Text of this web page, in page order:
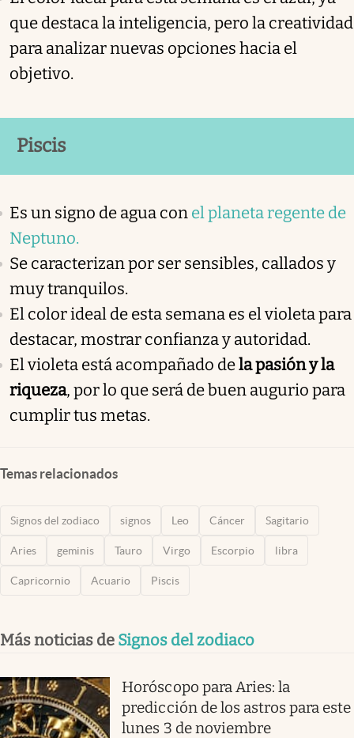
que destaca la inteligencia, pero la creatividad
para analizar nuevas opciones hacia el
objetivo.
Piscis
Es un signo de agua con el planeta regente de
Neptuno.
Se caracterizan por ser sensibles, callados y
muy tranquilos.
El color ideal de esta semana es el violeta para
destacar, mostrar confianza y autoridad.
El violeta está acompañado dela pasión y la
riqueza, por lo que será de buen augurio para
cumplir tus metas.
Temas relacionados
Signos del zodiaco signos Leo Cáncer Sagitario
Aries geminis Tauro Virgo Escorpio libra
Capricornio Acuario Piscis
Más noticias de Signos del zodiaco
Horóscopo para Aries: la
predicción de los astros para este
lunes 3 de noviembre